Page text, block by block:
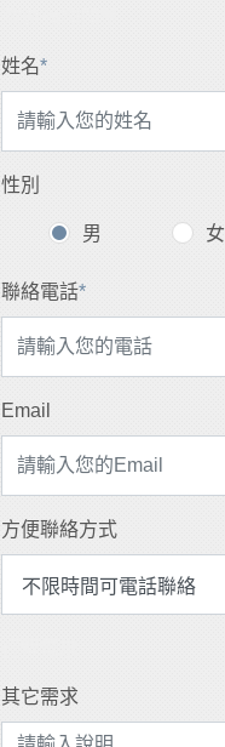
姓名*
性別
男 女
聯絡電話*
Email
方便聯絡方式
其它需求